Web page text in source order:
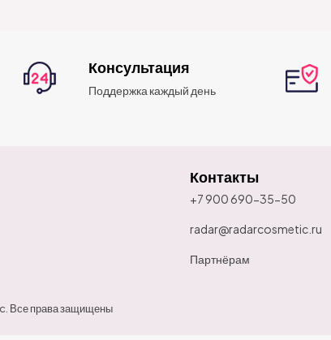
Консультация
Поддержка каждый день
Контакты
+7 900 690-35-50
radar@radarcosmetic.ru
Партнёрам
Все права защищены